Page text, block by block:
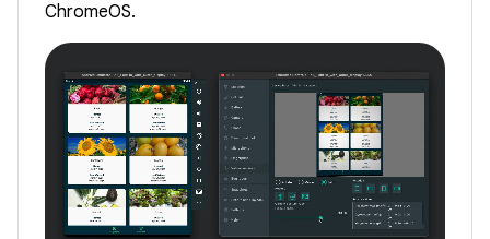
ChromeOS.